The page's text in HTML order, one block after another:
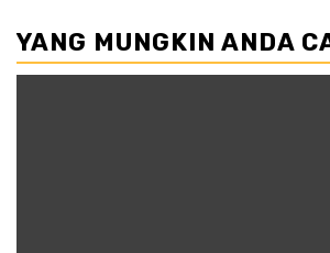
YANG MUNGKIN ANDA